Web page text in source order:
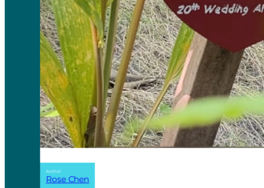
Author:
Rose Chen